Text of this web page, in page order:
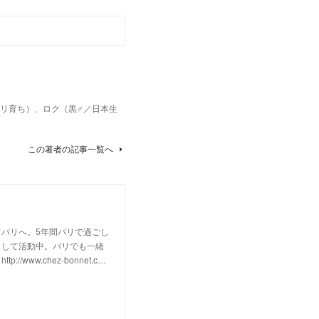
育ち）、ロク（黒♂／日本生
この著者の記事一覧へ
リへ。5年間パリで過ごし
て活動中。パリでも一緒
www.chez-bonnet.c…